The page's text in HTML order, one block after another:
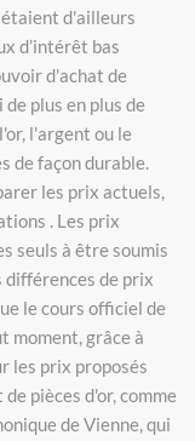
étaient d'ailleurs
d’intérêt bas
d'achat de
plus en plus de
l'argent ou le
de façon durable.
les prix actuels,
. Les prix
seuls à être soumis
différences de prix
le cours officiel de
moment, grâce à
les prix proposés
pièces d'or, comme
de Vienne, qui